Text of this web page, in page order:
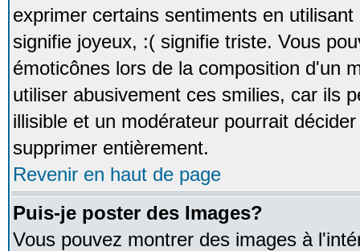
exprimer certains sentiments en
signifie joyeux, :( signifie triste. Vous
émoticônes lors de la composition d'un
utiliser abusivement ces smilies, car ils
illisible et un modérateur pourrait
supprimer entièrement.
Revenir en haut de page
Puis-je poster des Images?
Vous pouvez montrer des images à